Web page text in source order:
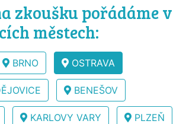
zkoušku pořádáme v
městech:
BRNO OSTRAVA
BENEŠOV
KARLOVY VARY PLZEŇ